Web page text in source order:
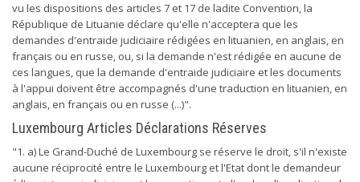
vu les dispositions des articles 7 et 17 de ladite Convention, la
République de Lituanie déclare qu'elle n'acceptera que les
demandes d'entraide judiciaire rédigées en lituanien, en anglais, en
français ou en russe, ou, si la demande n'est rédigée en aucune de
ces langues, que la demande d'entraide judiciaire et les documents
à l'appui doivent être accompagnés d'une traduction en lituanien, en
anglais, en français ou en russe (...)".
Luxembourg Articles Déclarations Réserves
"1. a) Le Grand-Duché de Luxembourg se réserve le droit, s'il n'existe
aucune réciprocité entre le Luxembourg et l'Etat dont le demandeur